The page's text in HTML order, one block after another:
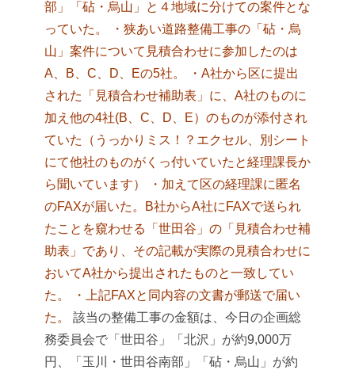
部」「砧・烏山」と４地域に分けての案件とな
っていた。
・狭あい道路整備工事の「砧・烏
山」案件について見積合わせに参加したのは
A、B、C、D、Eの5社。
・A社から区に提出
された「見積合わせ補助表」に、A社のものに
加え他の4社(B、C、D、E）のものが添付され
ていた
（うっかりミス！？エクセル、別シート
にて他社のものがくっ付いていたと経理課長か
ら聞いています）
・加えて区の経理課に匿名
のFAXが届いた。B社からA社にFAXで送られ
たことを窺わせる「世田谷」の「見積合わせ補
助表」であり、その記載が実際の見積合わせに
おいてA社から提出されたものと一致してい
た。
・上記FAXと同内容の文書が郵送で届い
た。
該当の整備工事の金額は、今日の企画総
務委員会で「世田谷」「北沢」が約9,000万
円、「玉川・世田谷南部」「砧・烏山」が約